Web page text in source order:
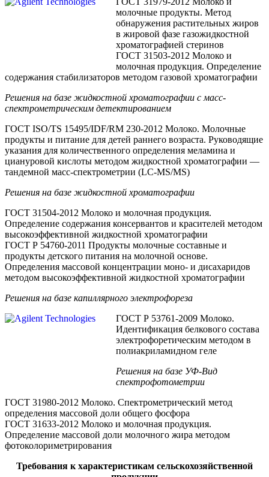
молочные продукты. Метод
обнаружения растительных жиров
в жировой фазе газожидкостной
хроматографией стеринов
ГОСТ 31503-2012 Молоко и
молочная продукция. Определение
содержания стабилизаторов методом газовой хроматографии
Решения на базе жидкостной хроматографии с масс-
спектрометрическим детектированием
ГОСТ ISO/TS 15495/IDF/RM 230-2012 Молоко. Молочные
продукты и питание для детей раннего возраста. Руководящие
указания для количественного определения меламина и
циануровой кислоты методом жидкостной хроматографии —
тандемной масс-спектрометрии (LC-MS/MS)
Решения на базе жидкостной хроматографии
ГОСТ 31504-2012 Молоко и молочная продукция.
Определение содержания консервантов и красителей методом
высокоэффективной жидкостной хроматографии
ГОСТ Р 54760-2011 Продукты молочные составные и
продукты детского питания на молочной основе.
Определения массовой концентрации моно- и дисахаридов
методом высокоэффективной жидкостной хроматографии
Решения на базе капиллярного электрофореза
ГОСТ Р 53761-2009 Молоко.
Идентификация белкового состава
электрофоретическим методом в
полиакриламидном геле
Решения на базе УФ-Вид
спектрофотометрии
ГОСТ 31980-2012 Молоко. Спектрометрический метод
определения массовой доли общего фосфора
ГОСТ 31633-2012 Молоко и молочная продукция.
Определение массовой доли молочного жира методом
фотоколориметрирования
Требования к характеристикам сельскохозяйственной